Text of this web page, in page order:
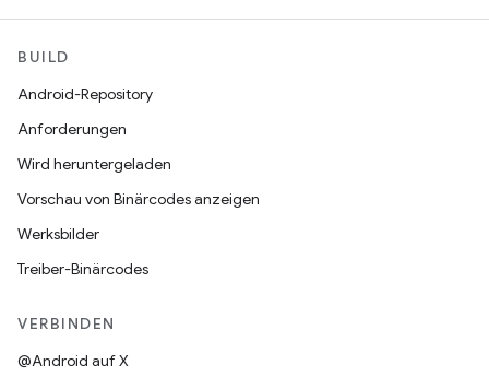
BUILD
Android-Repository
Anforderungen
Wird heruntergeladen
Vorschau von Binärcodes anzeigen
Werksbilder
Treiber-Binärcodes
VERBINDEN
@Android auf X